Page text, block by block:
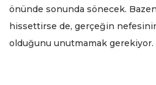
önünde sonunda sönecek.
hissettirse de, gerçeğin
olduğunu unutmamak gerekiyor.